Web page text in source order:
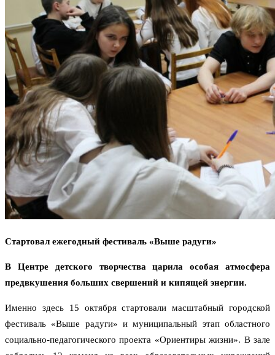
Стартовал ежегодный фестиваль «Выше радуги»
В Центре детского творчества царила особая атмосфера
предвкушения больших свершений и кипящей энергии.
Именно здесь 15 октября стартовали масштабный городской
фестиваль «Выше радуги» и муниципальный этап областного
социально-педагогического проекта «Ориентиры жизни». В зале